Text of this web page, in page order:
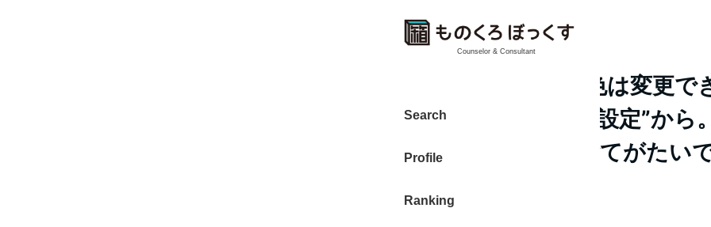
Counselor & Consultant
Search
Profile
Ranking
『するぷろ』背景色は変更
ろの中からでなく”設定”から
黒・白- どの色も捨てがたい